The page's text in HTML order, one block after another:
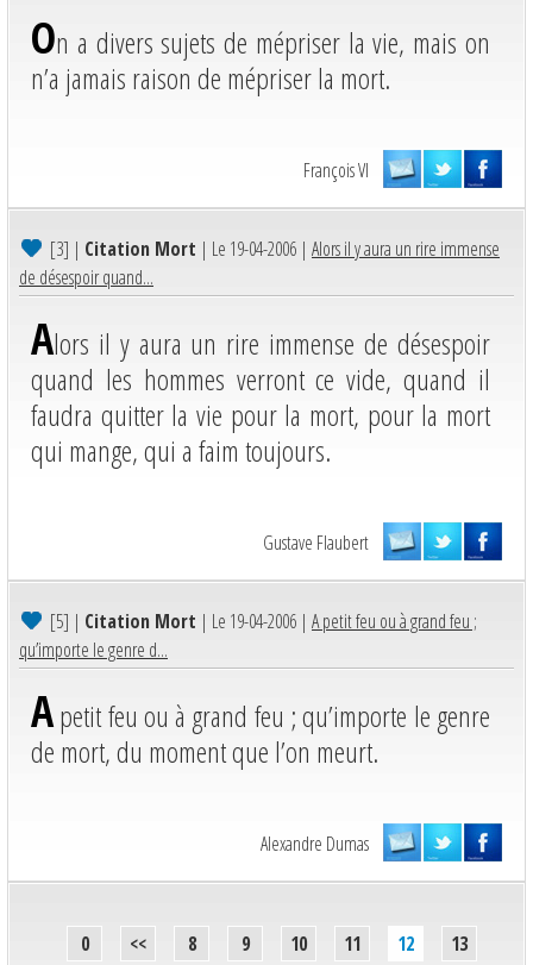
On a divers sujets de mépriser la vie, mais on
n’a jamais raison de mépriser la mort.
François VI
[3] | Citation Mort | Le 19-04-2006 | Alors il y aura un rire immense
de désespoir quand...
Alors il y aura un rire immense de désespoir
quand les hommes verront ce vide, quand il
faudra quitter la vie pour la mort, pour la mort
qui mange, qui a faim toujours.
Gustave Flaubert
[5] | Citation Mort | Le 19-04-2006 | A petit feu ou à grand feu ;
qu’importe le genre d...
Apetit feu ou à grand feu ; qu’importe le genre
de mort, du moment que l’on meurt.
Alexandre Dumas
0 << 8 9 10 11 12 13